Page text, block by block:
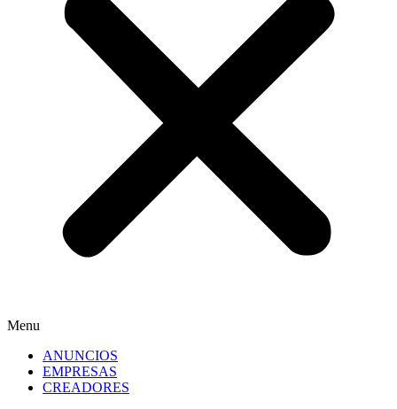
Menu
ANUNCIOS
EMPRESAS
CREADORES